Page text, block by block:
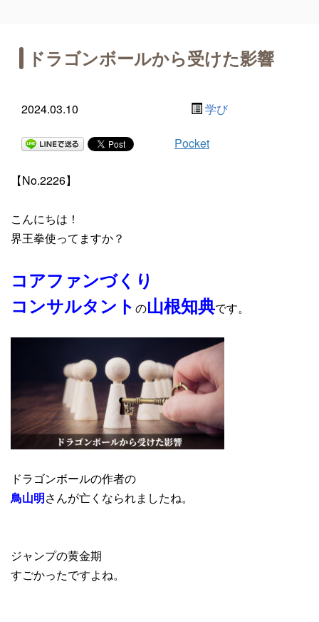
ドラゴンボールから受けた影響
2024.03.10 学び
Pocket
【No.2226】
こんにちは！
界王拳使ってますか？
コアファンづくり
コンサルタント の山根知典です。
ドラゴンボールの作者の
鳥山明さんが亡くなられましたね。
ジャンプの黄金期
すごかったですよね。